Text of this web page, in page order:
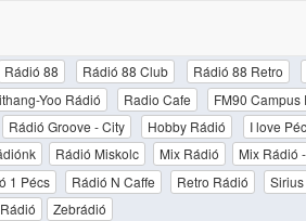
Rádió 88 Rádió 88 Club Rádió 88 Retro
Yoo Rádió Radio Cafe FM90 Campus
Rádió Groove - City Hobby Rádió I love
Rádió Miskolc Mix Rádió Mix Rádió
1 Pécs Rádió N Caffe Retro Rádió
Zebrádió